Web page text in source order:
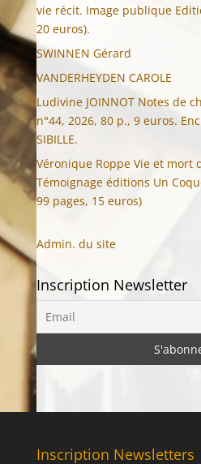
vie récit. Image publique
20 euros).
SWINNEN Gérard
VANDERHEYDEN CAROLE
Ludivine JOINNOT Notes de
n°44, 2026, 80 p., 9 euros.
SIBILLE.
Véronique Roppe Vie et mort
Témoignage éditions Un
99 pages, 15 euros)
Admin. du site
Inscription Newsletter
Inscription Newsletters